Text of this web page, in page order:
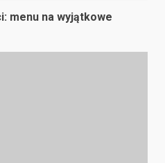
menu na wyjątkowe